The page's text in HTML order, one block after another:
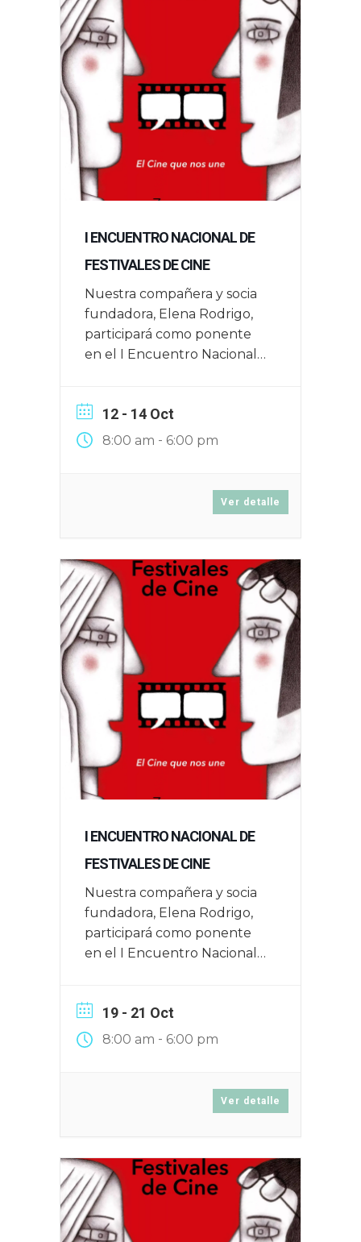
I ENCUENTRO NACIONAL DE
FESTIVALES DE CINE
Nuestra compañera y socia
fundadora, Elena Rodrigo,
participará como ponente
en el I Encuentro Nacional
16, 17 y 18 de junio de 2025
12 - 14 Oct
8:00 am - 6:00 pm
Ver detalle
I ENCUENTRO NACIONAL DE
FESTIVALES DE CINE
Nuestra compañera y socia
fundadora, Elena Rodrigo,
participará como ponente
en el I Encuentro Nacional
16, 17 y 18 de junio de 2025
19 - 21 Oct
8:00 am - 6:00 pm
Ver detalle